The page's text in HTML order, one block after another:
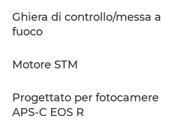
Ghiera di controllo/messa a
fuoco
Motore STM
Progettato per fotocamere
APS-C EOS R